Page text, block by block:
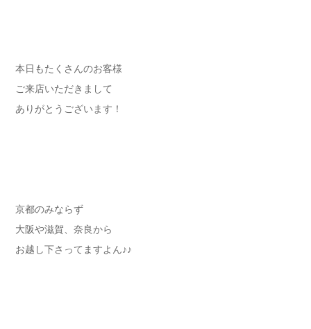
本日もたくさんのお客様
ご来店いただきまして
ありがとうございます！
京都のみならず
大阪や滋賀、奈良から
お越し下さってますよん♪♪